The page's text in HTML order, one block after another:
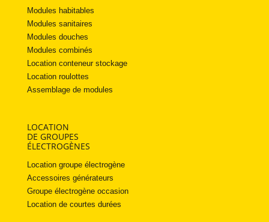
Modules habitables
Modules sanitaires
Modules douches
Modules combinés
Location conteneur stockage
Location roulottes
Assemblage de modules
LOCATION
DE GROUPES
ÉLECTROGÈNES
Location groupe électrogène
Accessoires générateurs
Groupe électrogène occasion
Location de courtes durées